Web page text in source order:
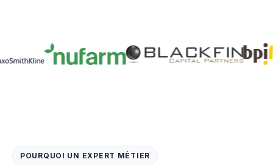
POURQUOI UN EXPERT MÉTIER